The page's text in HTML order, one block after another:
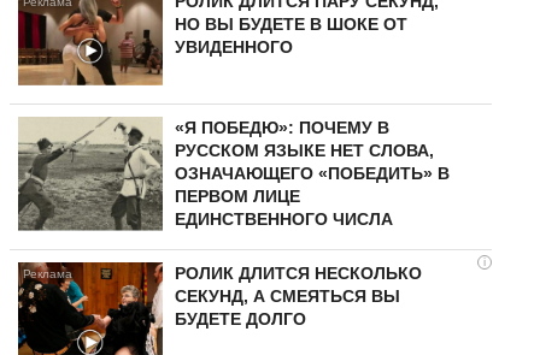
НО ВЫ БУДЕТЕ В ШОКЕ ОТ
УВИДЕННОГО
«Я ПОБЕДЮ»: ПОЧЕМУ В
РУССКОМ ЯЗЫКЕ НЕТ СЛОВА,
ОЗНАЧАЮЩЕГО «ПОБЕДИТЬ» В
ПЕРВОМ ЛИЦЕ
ЕДИНСТВЕННОГО ЧИСЛА
i
РОЛИК ДЛИТСЯ НЕСКОЛЬКО
СЕКУНД, А СМЕЯТЬСЯ ВЫ
БУДЕТЕ ДОЛГО